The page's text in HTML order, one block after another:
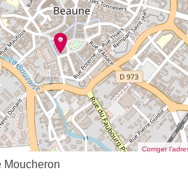
Corriger
Moucheron